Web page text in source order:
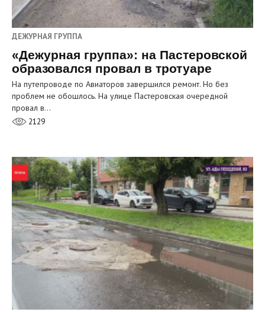
ДЕЖУРНАЯ ГРУППА
«Дежурная группа»: на Пастеровской
образовался провал в тротуаре
На путепроводе по Авиаторов завершился ремонт. Но без
проблем не обошлось. На улице Пастеровская очередной
провал в…
2129